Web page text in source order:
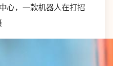
心，一款机器人在打招